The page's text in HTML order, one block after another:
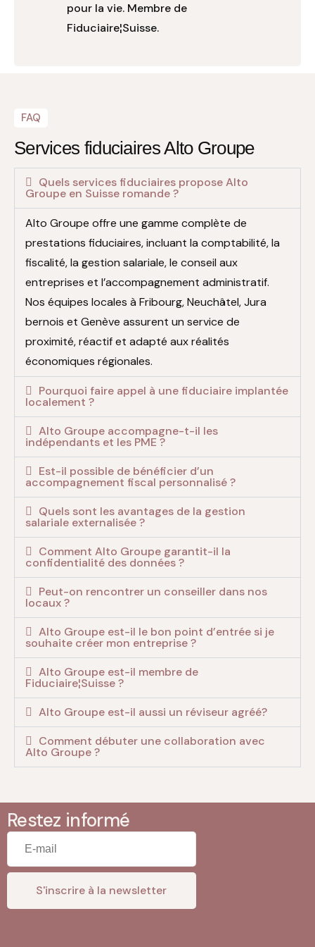
pour la vie. Membre de
Fiduciaire¦Suisse.
FAQ
Services fiduciaires Alto Groupe
Quels services fiduciaires propose Alto
Groupe en Suisse romande ?
Alto Groupe offre une gamme complète de
prestations fiduciaires, incluant la comptabilité, la
fiscalité, la gestion salariale, le conseil aux
entreprises et l’accompagnement administratif.
Nos équipes locales à Fribourg, Neuchâtel, Jura
bernois et Genève assurent un service de
proximité, réactif et adapté aux réalités
économiques régionales.
Pourquoi faire appel à une fiduciaire implantée
localement ?
Alto Groupe accompagne-t-il les
indépendants et les PME ?
Est-il possible de bénéficier d’un
accompagnement fiscal personnalisé ?
Quels sont les avantages de la gestion
salariale externalisée ?
Comment Alto Groupe garantit-il la
confidentialité des données ?
Peut-on rencontrer un conseiller dans nos
locaux ?
Alto Groupe est-il le bon point d’entrée si je
souhaite créer mon entreprise ?
Alto Groupe est-il membre de
Fiduciaire¦Suisse ?
Alto Groupe est-il aussi un réviseur agréé?
Comment débuter une collaboration avec
Alto Groupe ?
Restez informé